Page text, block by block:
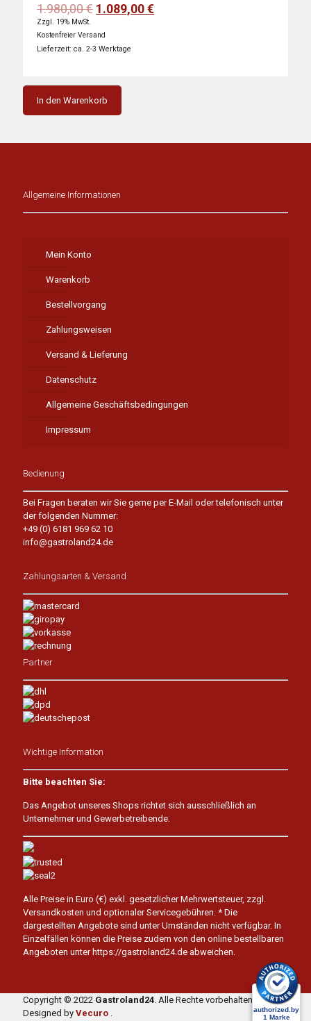
1.980,00€ Ursprünglicher
war:
1.980,00 €
1.089,00€Aktueller
Zzgl. 19% MwSt.
Kostenfreier Versand
Lieferzeit: ca. 2-3 Werktage
In den Warenkorb
Allgemeine Informationen
Mein Konto
Warenkorb
Bestellvorgang
Zahlungsweisen
Versand & Lieferung
Datenschutz
Allgemeine Geschäftsbedingungen
Impressum
Bedienung
Bei Fragen beraten wir Sie gerne per E-Mail oder telefonisch unter
der folgenden Nummer:
+49 (0) 6181 969 62 10
info@gastroland24.de
Zahlungsarten & Versand
Partner
Wichtige Information
Bitte beachten Sie:
Das Angebot unseres Shops richtet sich ausschließlich an
Unternehmer und Gewerbetreibende.
Alle Preise in Euro (€) exkl. gesetzlicher Mehrwertsteuer, zzgl.
Versandkosten und optionaler Servicegebühren. * Die
dargestellten Angebote sind unter Umständen nicht verfügbar. In
Einzelfällen können die Preise zudem von den online bestellbaren
Angeboten unter https://gastroland24.de abweichen.
Copyright © 2022 Gastroland24. Alle Rechte vorbehalten.
Designed by Vecuro .